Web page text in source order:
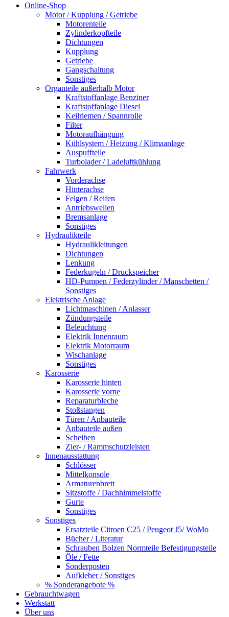
Online-Shop
Motor / Kupplung / Getriebe
Motorenteile
Zylinderkopfteile
Dichtungen
Kupplung
Getriebe
Gangschaltung
Sonstiges
Organteile außerhalb Motor
Kraftstoffanlage Benziner
Kraftstoffanlage Diesel
Keilriemen / Spannrolle
Filter
Motoraufhängung
Kühlsystem / Heizung / Klimaanlage
Auspuffteile
Turbolader / Ladeluftkühlung
Fahrwerk
Vorderachse
Hinterachse
Felgen / Reifen
Antriebswellen
Bremsanlage
Sonstiges
Hydraulikteile
Hydraulikleitungen
Dichtungen
Lenkung
Federkugeln / Druckspeicher
HD-Pumpen / Federzylinder / Manschetten /
Sonstiges
Elektrische Anlage
Lichtmaschinen / Anlasser
Zündungsteile
Beleuchtung
Elektrik Innenraum
Elektrik Motorraum
Wischanlage
Sonstiges
Karosserie
Karosserie hinten
Karosserie vorne
Reparaturbleche
Stoßstangen
Türen / Anbauteile
Anbauteile außen
Scheiben
Zier- / Rammschutzleisten
Innenausstattung
Schlösser
Mittelkonsole
Armaturenbrett
Sitzstoffe / Dachhimmelstoffe
Gurte
Sonstiges
Sonstiges
Ersatzteile Citroen C25 / Peugeot J5/ WoMo
Bücher / Literatur
Schrauben Bolzen Normteile Befestigungsteile
Öle / Fette
Sonderposten
Aufkleber / Sonstiges
% Sonderangebote %
Gebrauchtwagen
Werkstatt
Über uns